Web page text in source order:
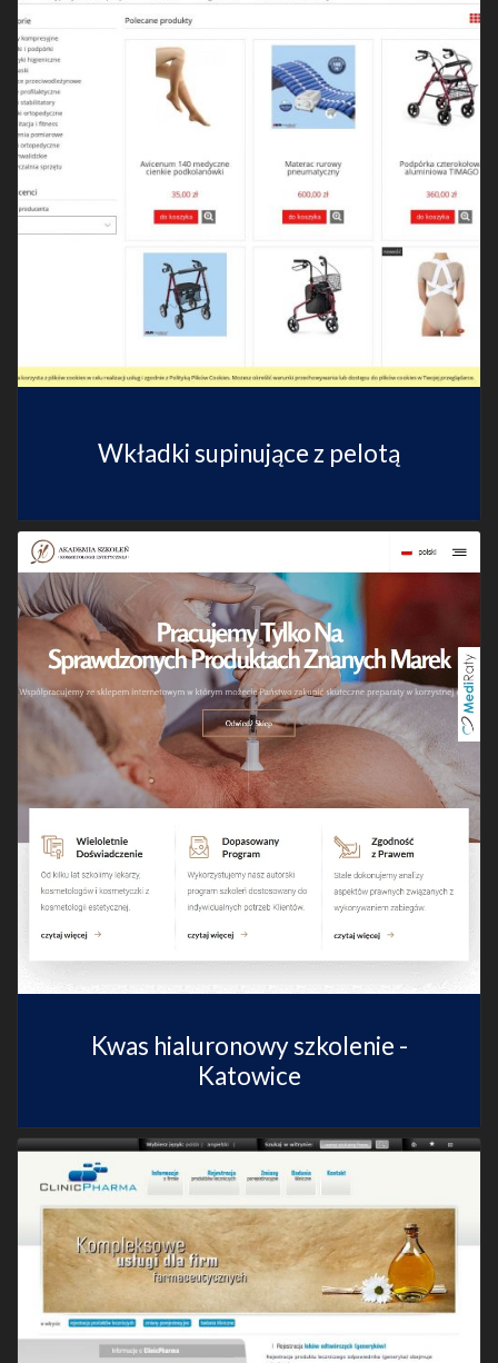
Wkładki supinujące z pelotą
Kwas hialuronowy szkolenie -
Katowice